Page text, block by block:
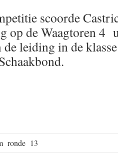
scoorde
op de Waagtoren 4
de leiding in de
ronde 13